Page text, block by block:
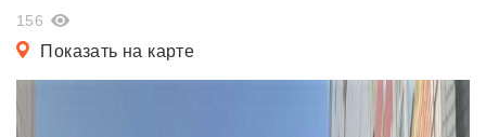
156
Показать на карте